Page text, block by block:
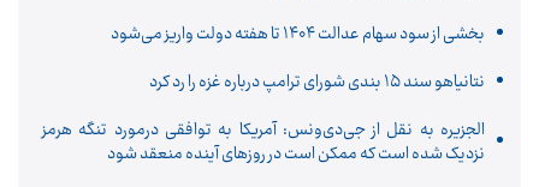
بخشی از سود سهام عدالت ۱۴۰۴ تا هفته دولت واریز می‌شود
نتانیاهو سند ۱۵ بندی شورای ترامپ درباره غزه را رد کرد
الجزیره به نقل از جی‌دی‌ونس: آمریکا به توافقی درمورد تنگه هرمز
نزدیک شده است که ممکن است در روزهای آینده منعقد شود